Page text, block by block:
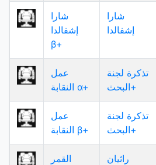
شارا
إشفالدا
β+
شارا
إشفالدا
عمل
النقابة α+
تذكرة لجنة
البحث+
عمل
النقابة β+
تذكرة لجنة
البحث+
القمر
راثيان